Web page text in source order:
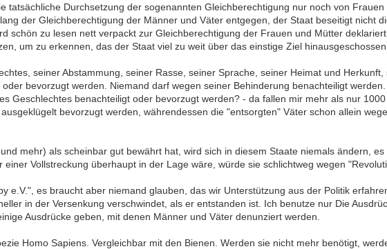
tatsächliche Durchsetzung der sogenannten Gleichberechtigung nur noch von
der Gleichberechtigung der Männer und Väter entgegen, der Staat beseitigt nicht
schön zu lesen nett verpackt zur Gleichberechtigung der Frauen und Mütter
um zu erkennen, das der Staat viel zu weit über das einstige Ziel hinausgeschossen
seiner Abstammung, seiner Rasse, seiner Sprache, seiner Heimat und
bevorzugt werden. Niemand darf wegen seiner Behinderung benachteiligt werden.
Geschlechtes benachteiligt oder bevorzugt werden? - da fallen mir mehr als nur
bevorzugt werden, währendessen die "entsorgten" Väter schon allein
mehr) als scheinbar gut bewährt hat, wird sich in diesem Staate niemals ändern,
Vollstreckung überhaupt in der Lage wäre, würde sie schlichtweg wegen
e.V.", es braucht aber niemand glauben, das wir Unterstützung aus der Politik
in der Versenkung verschwindet, als er entstanden ist. Ich benutze nur Die
Ausdrücke geben, mit denen Männer und Väter denunziert werden.
Homo Sapiens. Vergleichbar mit den Bienen. Werden sie nicht mehr benötigt,